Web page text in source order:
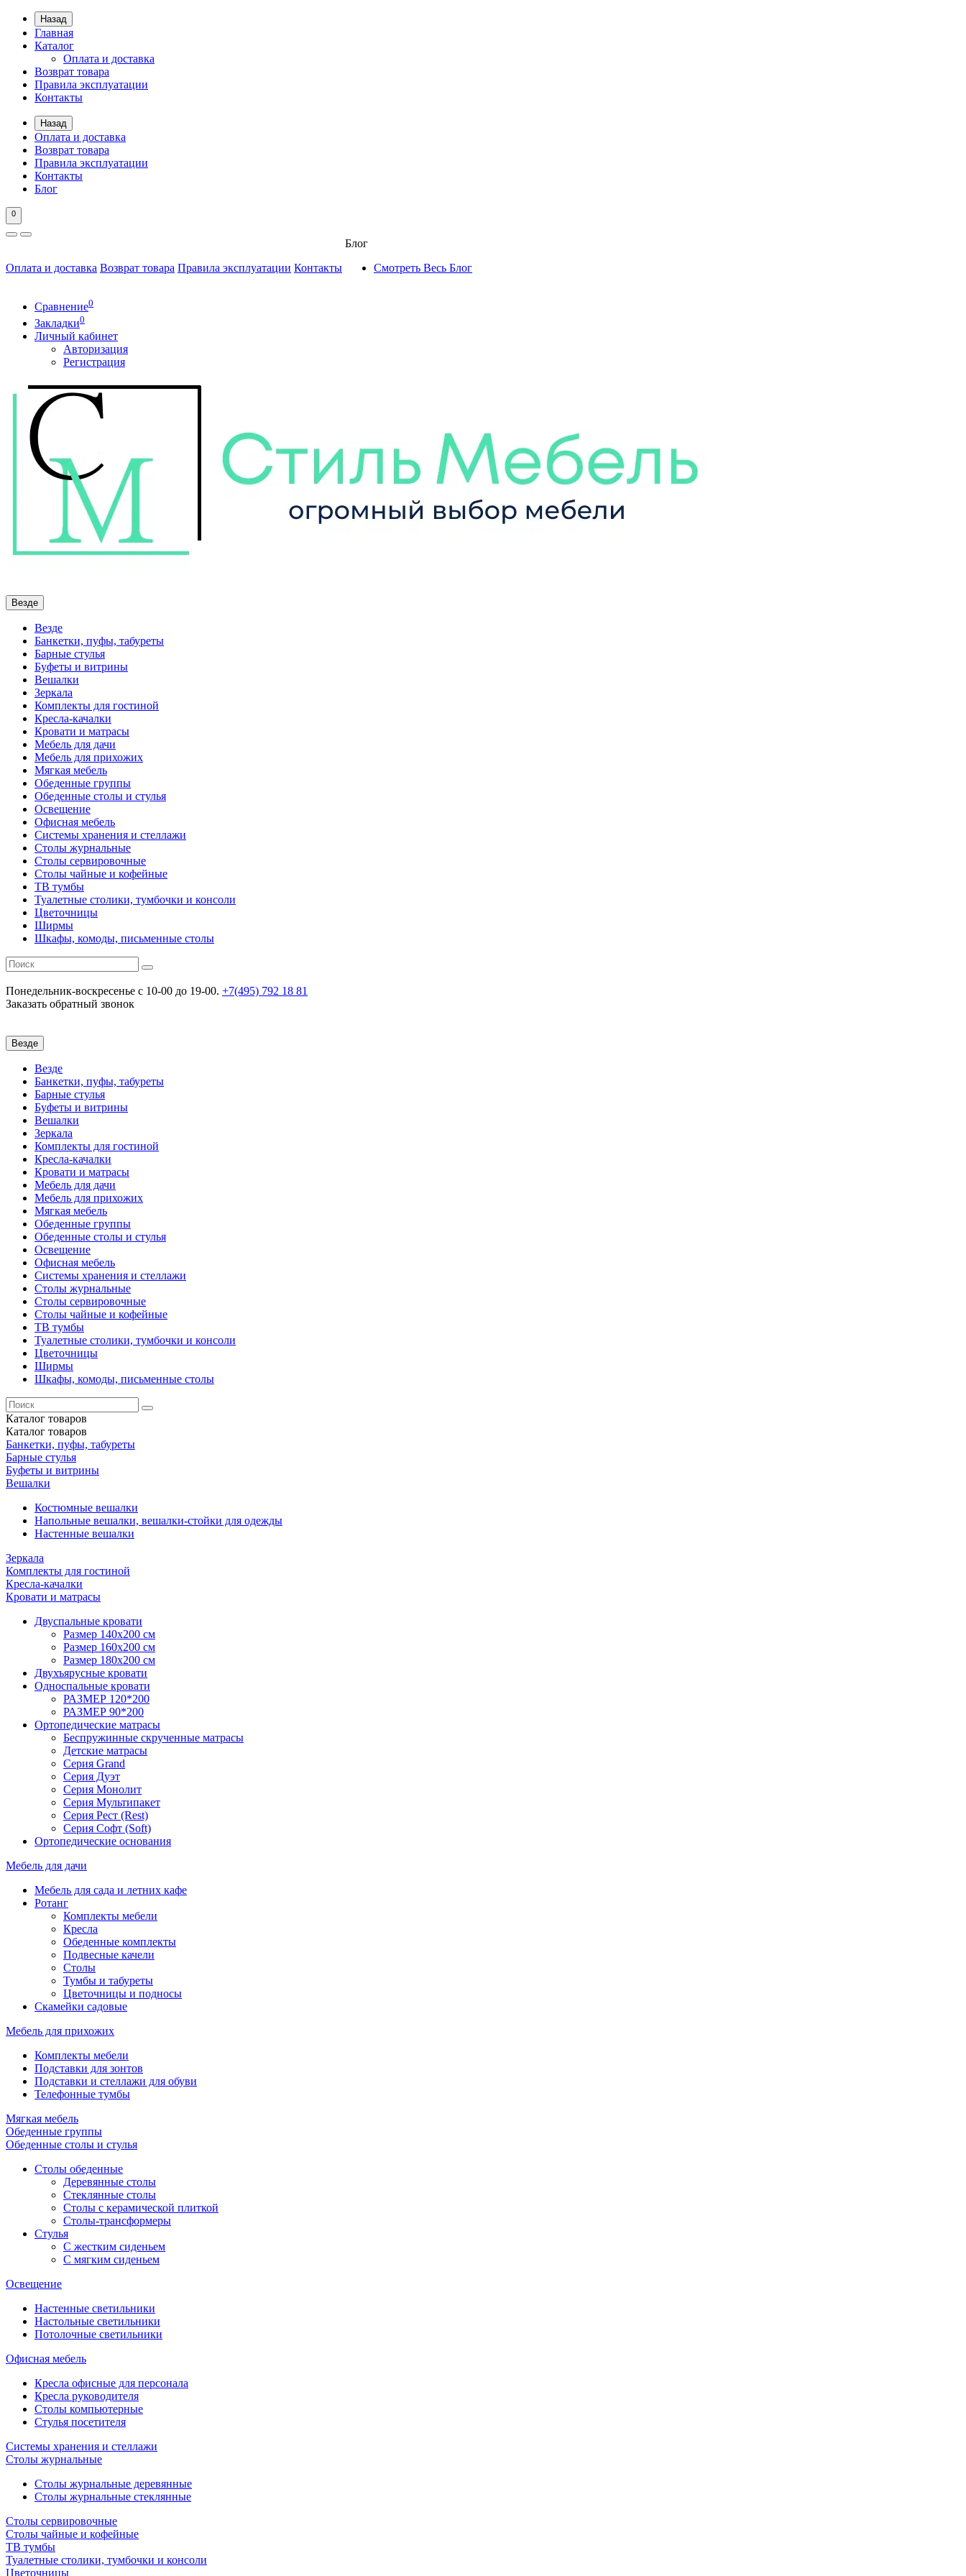
Назад
Главная
Каталог
Оплата и доставка
Возврат товара
Правила эксплуатации
Контакты
Назад
Оплата и доставка
Возврат товара
Правила эксплуатации
Контакты
Блог
0
Оплата и доставка Возврат товара Правила эксплуатации Контакты
Блог
Смотреть Весь Блог
Сравнение0
Закладки0
Личный кабинет
Авторизация
Регистрация
Везде
Везде
Банкетки, пуфы, табуреты
Барные стулья
Буфеты и витрины
Вешалки
Зеркала
Комплекты для гостиной
Кресла-качалки
Кровати и матрасы
Мебель для дачи
Мебель для прихожих
Мягкая мебель
Обеденные группы
Обеденные столы и стулья
Освещение
Офисная мебель
Системы хранения и стеллажи
Столы журнальные
Столы сервировочные
Столы чайные и кофейные
ТВ тумбы
Туалетные столики, тумбочки и консоли
Цветочницы
Ширмы
Шкафы, комоды, письменные столы
Понедельник-воскресенье c 10-00 до 19-00. +7(495) 792 18 81
Заказать обратный звонок
Везде
Везде
Банкетки, пуфы, табуреты
Барные стулья
Буфеты и витрины
Вешалки
Зеркала
Комплекты для гостиной
Кресла-качалки
Кровати и матрасы
Мебель для дачи
Мебель для прихожих
Мягкая мебель
Обеденные группы
Обеденные столы и стулья
Освещение
Офисная мебель
Системы хранения и стеллажи
Столы журнальные
Столы сервировочные
Столы чайные и кофейные
ТВ тумбы
Туалетные столики, тумбочки и консоли
Цветочницы
Ширмы
Шкафы, комоды, письменные столы
Каталог товаров
Каталог товаров
Банкетки, пуфы, табуреты
Барные стулья
Буфеты и витрины
Вешалки
Костюмные вешалки
Напольные вешалки, вешалки-стойки для одежды
Настенные вешалки
Зеркала
Комплекты для гостиной
Кресла-качалки
Кровати и матрасы
Двуспальные кровати
Размер 140х200 см
Размер 160х200 см
Размер 180х200 см
Двухъярусные кровати
Односпальные кровати
РАЗМЕР 120*200
РАЗМЕР 90*200
Ортопедические матрасы
Беспружинные скрученные матрасы
Детские матрасы
Серия Grand
Серия Дуэт
Серия Монолит
Серия Мультипакет
Серия Рест (Rest)
Серия Софт (Soft)
Ортопедические основания
Мебель для дачи
Мебель для сада и летних кафе
Ротанг
Комплекты мебели
Кресла
Обеденные комплекты
Подвесные качели
Столы
Тумбы и табуреты
Цветочницы и подносы
Скамейки садовые
Мебель для прихожих
Комплекты мебели
Подставки для зонтов
Подставки и стеллажи для обуви
Телефонные тумбы
Мягкая мебель
Обеденные группы
Обеденные столы и стулья
Столы обеденные
Деревянные столы
Стеклянные столы
Столы с керамической плиткой
Столы-трансформеры
Стулья
С жестким сиденьем
С мягким сиденьем
Освещение
Настенные светильники
Настольные светильники
Потолочные светильники
Офисная мебель
Кресла офисные для персонала
Кресла руководителя
Столы компьютерные
Стулья посетителя
Системы хранения и стеллажи
Столы журнальные
Столы журнальные деревянные
Столы журнальные стеклянные
Столы сервировочные
Столы чайные и кофейные
ТВ тумбы
Туалетные столики, тумбочки и консоли
Цветочницы